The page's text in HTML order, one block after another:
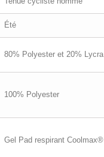
Été
80% Polyester et 20% Lycra
100% Polyester
Gel Pad respirant Coolmax®